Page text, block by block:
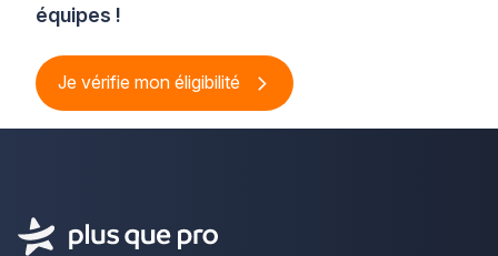
équipes !
Je vérifie mon éligibilité